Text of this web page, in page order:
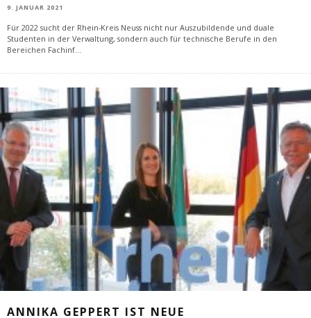
9. JANUAR 2021
Für 2022 sucht der Rhein-Kreis Neuss nicht nur Auszubildende und duale
Studenten in der Verwaltung, sondern auch für technische Berufe in den
Bereichen Fachinf...
ANNIKA GEPPERT IST NEUE